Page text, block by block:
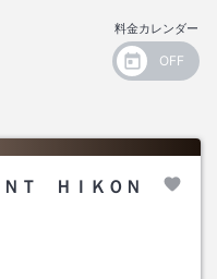
料金カレンダー
Ｔ ＨＩＫＯＮ